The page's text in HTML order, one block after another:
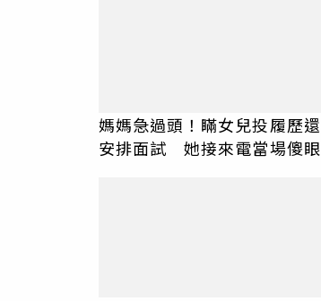
媽媽急過頭！瞞女兒投履歷還
安排面試 她接來電當場傻眼